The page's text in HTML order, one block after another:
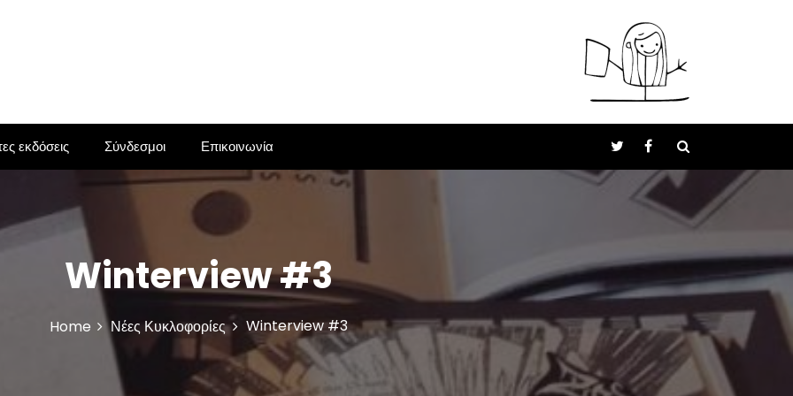
εκδόσεις Σύνδεσμοι Επικοινωνία
Winterview #3
Home Νέες Κυκλοφορίες Winterview #3